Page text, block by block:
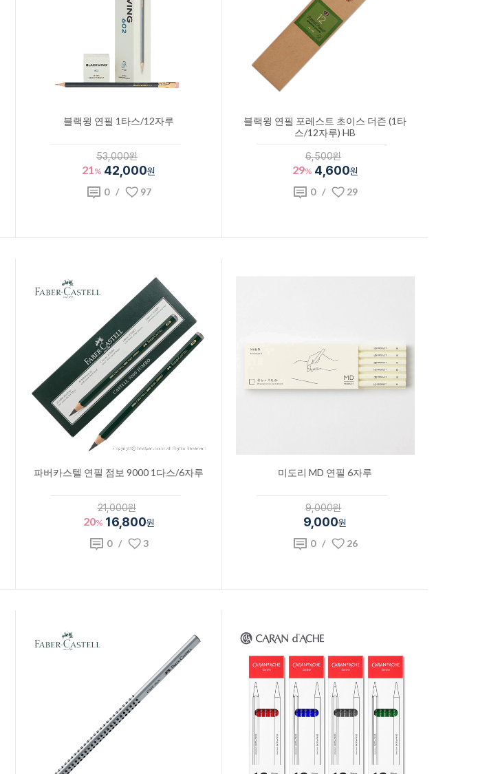
블랙윙 연필 1타스/12자루
53,000원
21% 42,000원
0/ 97
블랙윙 연필 포레스트 초이스 더즌 (1타
스/12자루) HB
6,500원
29% 4,600원
0/ 29
파버카스텔 연필 점보 9000 1다스/6자루
21,000원
20% 16,800원
0/ 3
미도리 MD 연필 6자루
9,000원
9,000원
0/ 26